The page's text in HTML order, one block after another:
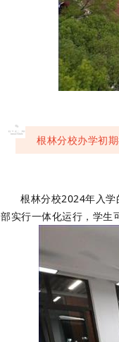
04
根林分校办学初
根林分校2024年入学
部实行一体化运行，学生